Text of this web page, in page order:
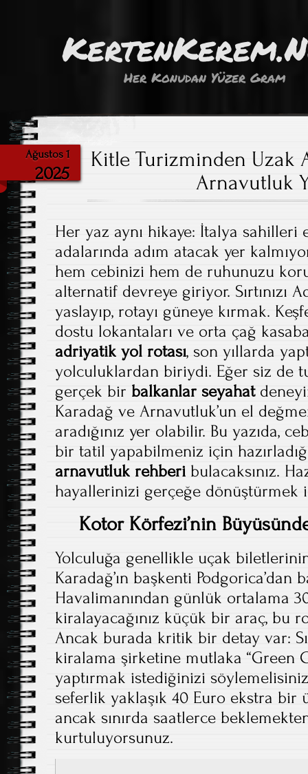
Her Konudan Yüzer Gram
Ağustos 1
2025
Kitle Turizminden Uzak
Arnavutluk
Her yaz aynı hikaye: İtalya sahilleri
adalarında adım atacak yer
hem cebinizi hem de ruhunuzu
alternatif devreye giriyor. Sırtınızı
yaslayıp, rotayı güneye kırmak.
dostu lokantaları ve orta çağ
adriyatik yol rotası, son yıllarda
yolculuklardan biriydi. Eğer siz de
gerçek bir balkanlar seyahat
Karadağ ve Arnavutluk’un el
aradığınız yer olabilir. Bu yazıda,
bir tatil yapabilmeniz için
arnavutluk rehberi bulacaksınız.
hayallerinizi gerçeğe dönüştürmek
Kotor Körfezi’nin
Yolculuğa genellikle uçak
Karadağ’ın başkenti Podgorica’dan
Havalimanından günlük ortalama
kiralayacağınız küçük bir araç, bu
Ancak burada kritik bir detay var:
kiralama şirketine mutlaka “Green
yaptırmak istediğinizi
seferlik yaklaşık 40 Euro ekstra
ancak sınırda saatlerce
kurtuluyorsunuz.